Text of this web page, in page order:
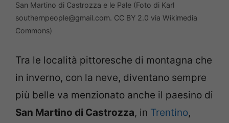
San Martino di Castrozza e le Pale (Foto di Karl
southernpeople@gmail.com. CC BY 2.0 via Wikimedia
Commons)
Tra le località pittoresche di montagna che
in inverno, con la neve, diventano sempre
più belle va menzionato anche il paesino di
San Martino di Castrozza, in Trentino,